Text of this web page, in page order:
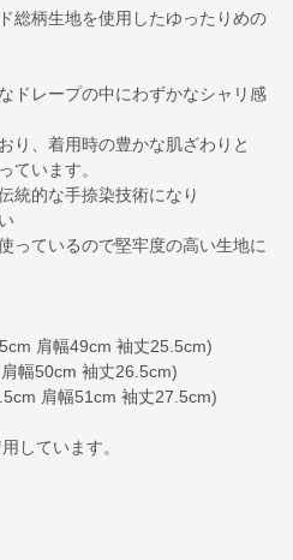
総柄生地を使用したゆったりめの
ドレープの中にわずかなシャリ感
り、着用時の豊かな肌ざわりと
ています。
統的な手捺染技術になり
っているので堅牢度の高い生地に
肩幅49cm 袖丈25.5cm)
幅50cm 袖丈26.5cm)
肩幅51cm 袖丈27.5cm)
しています。